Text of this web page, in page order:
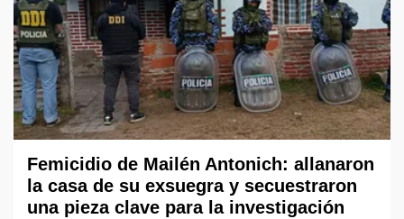
Femicidio de Mailén Antonich: allanaron
la casa de su exsuegra y secuestraron
una pieza clave para la investigación